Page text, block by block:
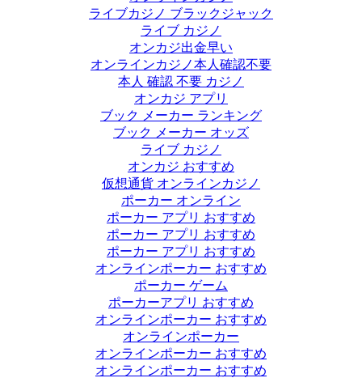
ライブカジノ ブラックジャック
ライブ カジノ
オンカジ出金早い
オンラインカジノ本人確認不要
本人 確認 不要 カジノ
オンカジ アプリ
ブック メーカー ランキング
ブック メーカー オッズ
ライブ カジノ
オンカジ おすすめ
仮想通貨 オンラインカジノ
ポーカー オンライン
ポーカー アプリ おすすめ
ポーカー アプリ おすすめ
ポーカー アプリ おすすめ
オンラインポーカー おすすめ
ポーカー ゲーム
ポーカーアプリ おすすめ
オンラインポーカー おすすめ
オンラインポーカー
オンラインポーカー おすすめ
オンラインポーカー おすすめ